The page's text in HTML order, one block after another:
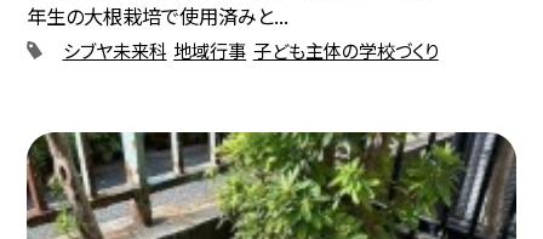
年生の大根栽培で使用済みと...
シブヤ未来科 地域行事 子ども主体の学校づくり